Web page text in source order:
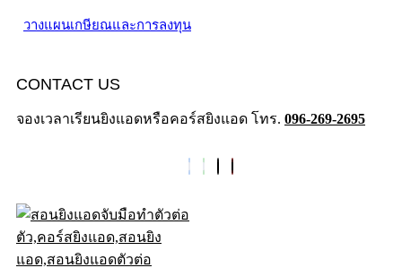
วางแผนเกษียณและการลงทุน
CONTACT US
จองเวลาเรียนยิงแอดหรือคอร์สยิงแอด โทร. 096-269-2695